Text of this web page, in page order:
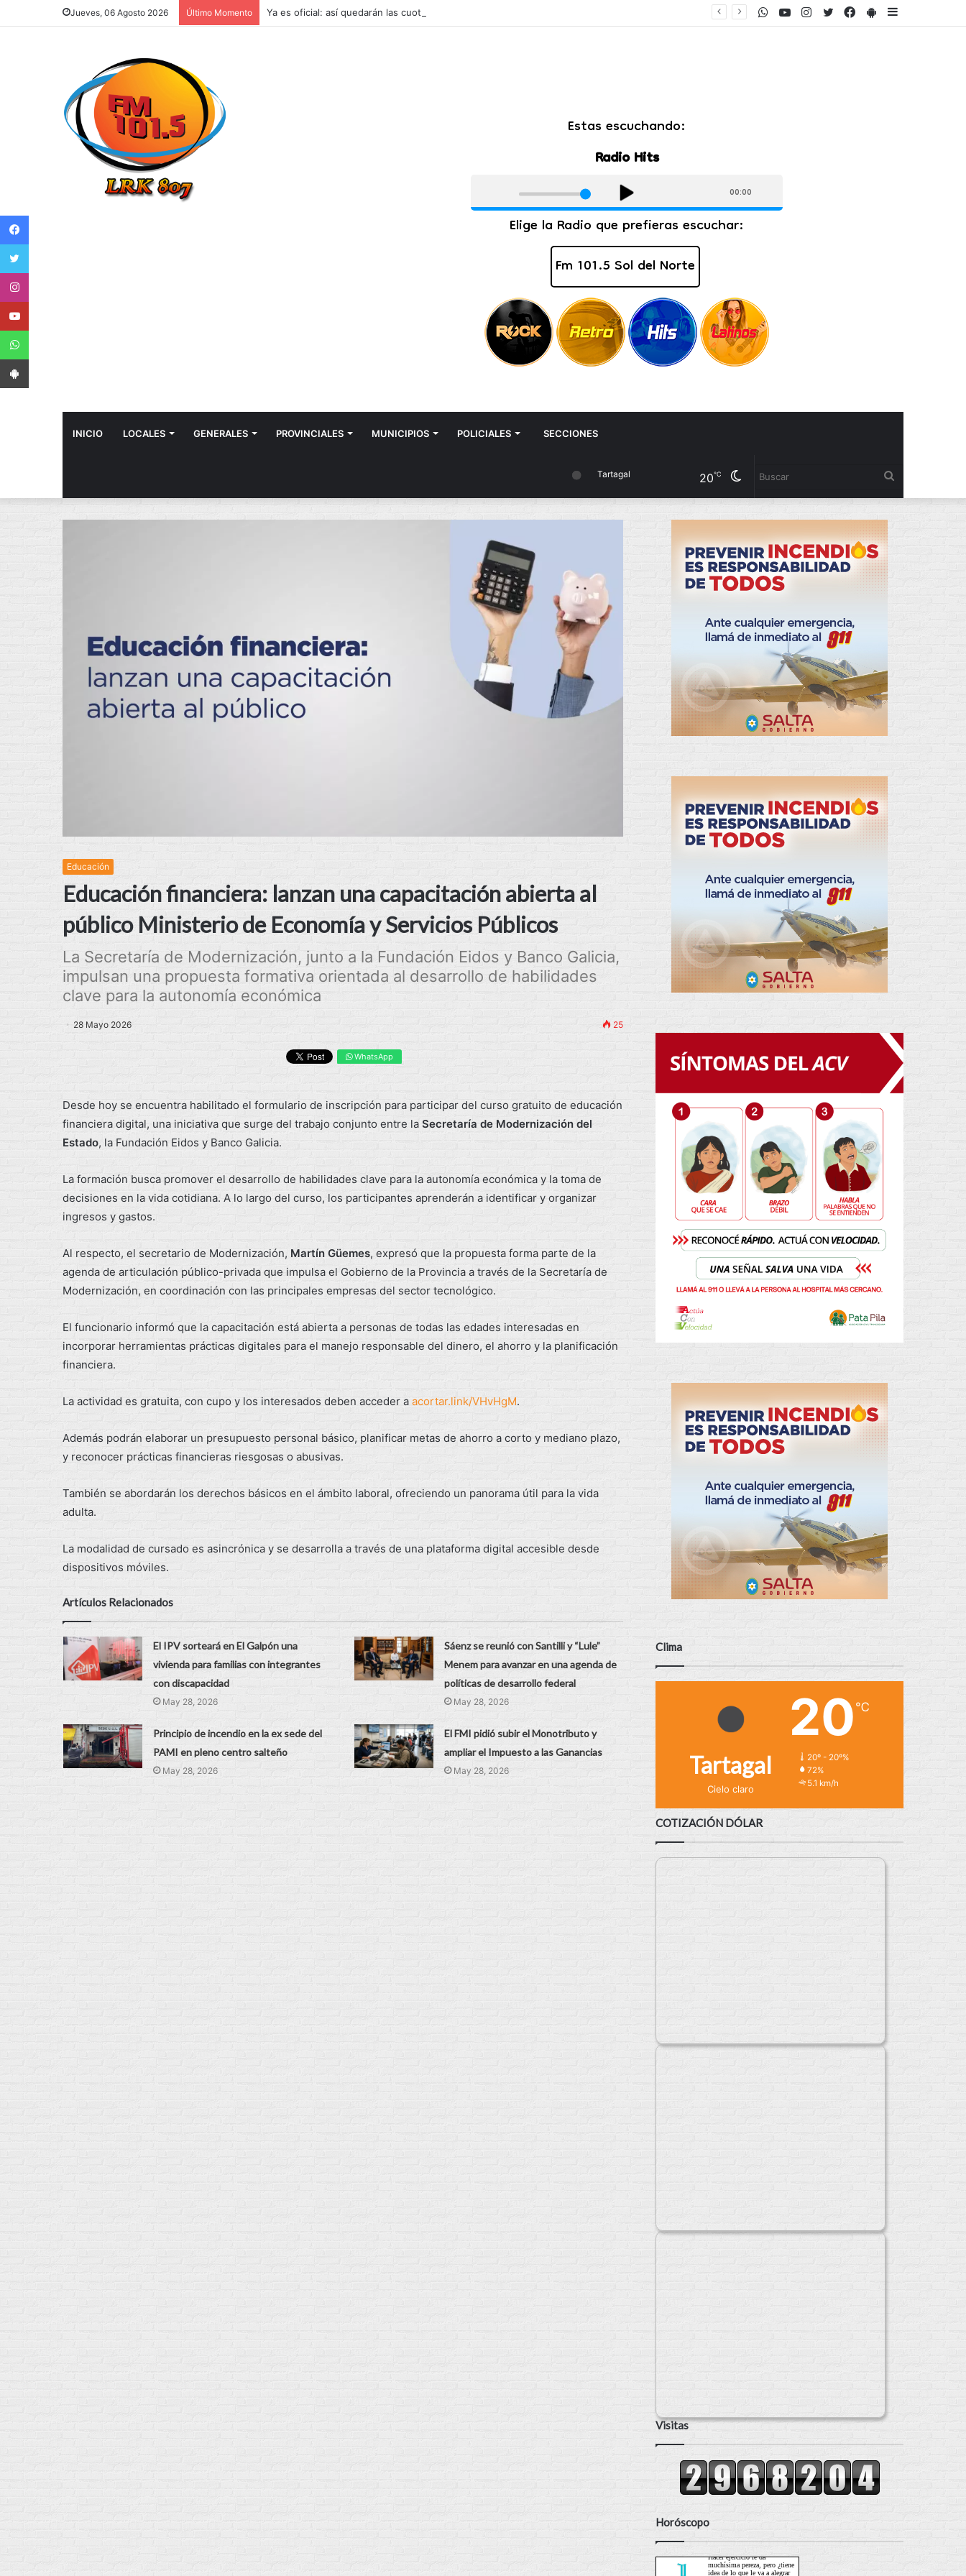
Jueves, 06 Agosto 2026 Último Momento Ya es oficial: así quedarán las cuotas de los colegios privados de Salta tras un aumento PlayStore
Facebook
Twitter
Instagram
Youtube
WhatsApp
INICIO LOCALES GENERALES PROVINCIALES MUNICIPIOS POLICIALES SECCIONES
Cambiar
modo
Tartagal 20℃
Educación
Educación financiera: lanzan una capacitación abierta al
público Ministerio de Economía y Servicios Públicos
La Secretaría de Modernización, junto a la Fundación Eidos y Banco Galicia,
impulsan una propuesta formativa orientada al desarrollo de habilidades
clave para la autonomía económica
28 Mayo 2026 25
WhatsApp
Desde hoy se encuentra habilitado el formulario de inscripción para participar del curso gratuito de educación
financiera digital, una iniciativa que surge del trabajo conjunto entre la Secretaría de Modernización del
Estado, la Fundación Eidos y Banco Galicia.
La formación busca promover el desarrollo de habilidades clave para la autonomía económica y la toma de
decisiones en la vida cotidiana. A lo largo del curso, los participantes aprenderán a identificar y organizar
ingresos y gastos.
Al respecto, el secretario de Modernización, Martín Güemes, expresó que la propuesta forma parte de la
agenda de articulación público-privada que impulsa el Gobierno de la Provincia a través de la Secretaría de
Modernización, en coordinación con las principales empresas del sector tecnológico.
El funcionario informó que la capacitación está abierta a personas de todas las edades interesadas en
incorporar herramientas prácticas digitales para el manejo responsable del dinero, el ahorro y la planificación
financiera.
La actividad es gratuita, con cupo y los interesados deben acceder a acortar.link/VHvHgM.
Además podrán elaborar un presupuesto personal básico, planificar metas de ahorro a corto y mediano plazo,
y reconocer prácticas financieras riesgosas o abusivas.
También se abordarán los derechos básicos en el ámbito laboral, ofreciendo un panorama útil para la vida
adulta.
La modalidad de cursado es asincrónica y se desarrolla a través de una plataforma digital accesible desde
dispositivos móviles.
Artículos Relacionados
El IPV sorteará en El Galpón una
vivienda para familias con integrantes
con discapacidad
May 28, 2026
Sáenz se reunió con Santilli y “Lule”
Menem para avanzar en una agenda de
políticas de desarrollo federal
May 28, 2026
Principio de incendio en la ex sede del
PAMI en pleno centro salteño
May 28, 2026
El FMI pidió subir el Monotributo y
ampliar el Impuesto a las Ganancias
May 28, 2026
Clima
Tartagal
Cielo claro
20 ℃
20º - 20º%
72%
5.1 km/h
COTIZACIÓN DÓLAR
Visitas
Horóscopo